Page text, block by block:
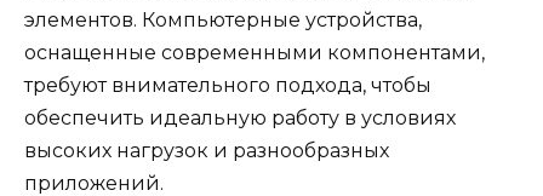
элементов. Компьютерные устройства,
оснащенные современными компонентами,
требуют внимательного подхода, чтобы
обеспечить идеальную работу в условиях
высоких нагрузок и разнообразных
приложений.